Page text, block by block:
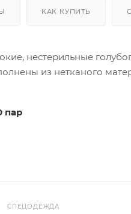
КАК КУПИТЬ
нестерильные
из нетканого
пар
СПЕЦОДЕЖДА